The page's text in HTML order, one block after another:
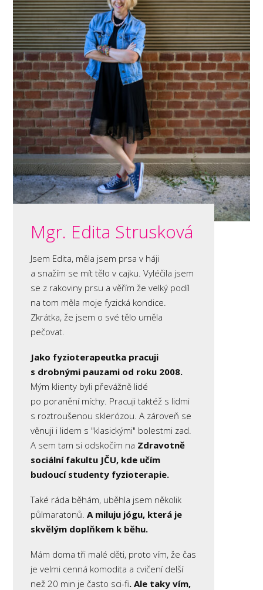
Mgr. Edita Strusková
Jsem Edita, měla jsem prsa v háji
a snažím se mít tělo v cajku. Vyléčila jsem
se z rakoviny prsu a věřím že velký podíl
na tom měla moje fyzická kondice.
Zkrátka, že jsem o své tělo uměla
pečovat.
Jako fyzioterapeutka pracuji
s drobnými pauzami od roku 2008.
Mým klienty byli převážně lidé
po poranění míchy. Pracuji taktéž s lidmi
s roztroušenou sklerózou. A zároveň se
věnuji i lidem s "klasickými" bolestmi zad.
A sem tam si odskočím na Zdravotně
sociální fakultu JČU, kde učím
budoucí studenty fyzioterapie.
Také ráda běhám, uběhla jsem několik
půlmaratonů.A miluju jógu, která je
skvělým doplňkem k běhu.
Mám doma tři malé děti, proto vím, že čas
je velmi cenná komodita a cvičení delší
než 20 min je často sci-fi. Ale taky vím,